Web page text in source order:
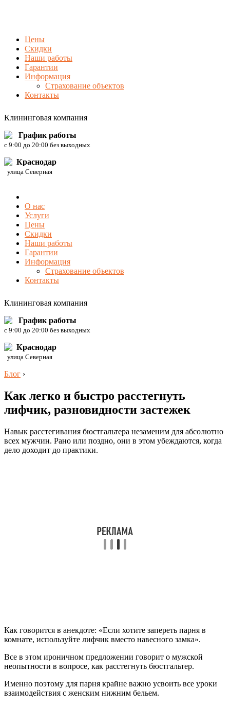
Цены
Скидки
Наши работы
Гарантии
Информация
Страхование объектов
Контакты
Клининговая компания
График работы
c 9:00 до 20:00 без выходных
Краснодар
улица Северная
О нас
Услуги
Цены
Скидки
Наши работы
Гарантии
Информация
Страхование объектов
Контакты
Клининговая компания
График работы
c 9:00 до 20:00 без выходных
Краснодар
улица Северная
Блог ›
Как легко и быстро расстегнуть
лифчик, разновидности застежек
Навык расстегивания бюстгальтера незаменим для абсолютно
всех мужчин. Рано или поздно, они в этом убеждаются, когда
дело доходит до практики.
Как говорится в анекдоте: «Если хотите запереть парня в
комнате, используйте лифчик вместо навесного замка».
Все в этом ироничном предложении говорит о мужской
неопытности в вопросе, как расстегнуть бюстгальтер.
Именно поэтому для парня крайне важно усвоить все уроки
взаимодействия с женским нижним бельем.